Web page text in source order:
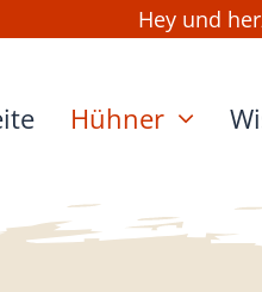
Hey und herzlich
Hühner